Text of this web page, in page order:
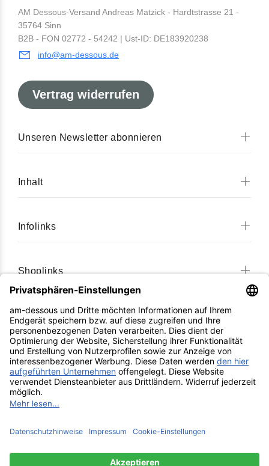
AM Dessous-Versand Andreas Matzick - Hardtstrasse 21 -
35764 Sinn
B2B - FON 02772 - 54242 | Ust-ID: DE183920238
info@am-dessous.de
Vertrag widerrufen
Unseren Newsletter abonnieren
Inhalt
Infolinks
Shoplinks
Shoplinks II
* Kostenfreier Versand innerhalb Deutschlands
Die durchgestrichenen Preise entsprechen dem
mindestens 30 Tage vor der Preisreduzierung.